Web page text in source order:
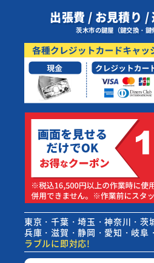
出張費 / お見積り /
茨木市の鍵屋（鍵交換・鍵
東京・千葉・埼玉・神奈川・茨
兵庫・滋賀・静岡・愛知・岐阜
ラブルに即対応!